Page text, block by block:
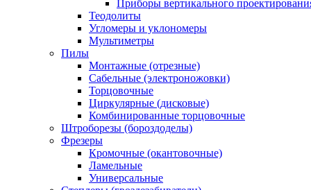
Приборы вертикального
Теодолиты
Угломеры и уклономеры
Мультиметры
Пилы
Монтажные (отрезные)
Сабельные (электроножовки)
Торцовочные
Циркулярные (дисковые)
Комбинированные торцовочные
Штроборезы (бороздоделы)
Фрезеры
Кромочные (окантовочные)
Ламельные
Универсальные